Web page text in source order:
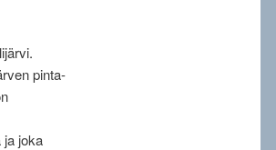
pinta-
ja joka